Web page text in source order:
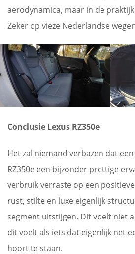
aerodynamica, maar in de
Zeker op vieze Nederlandse
Conclusie Lexus RZ350e
Het zal niemand verbazen dat
RZ350e een bijzonder prettige
verbruik verraste op een
rust, stilte en luxe eigenlijk
segment uitstijgen. Dit voelt niet
dit voelt als iets dat eigenlijk net
hoort te staan.